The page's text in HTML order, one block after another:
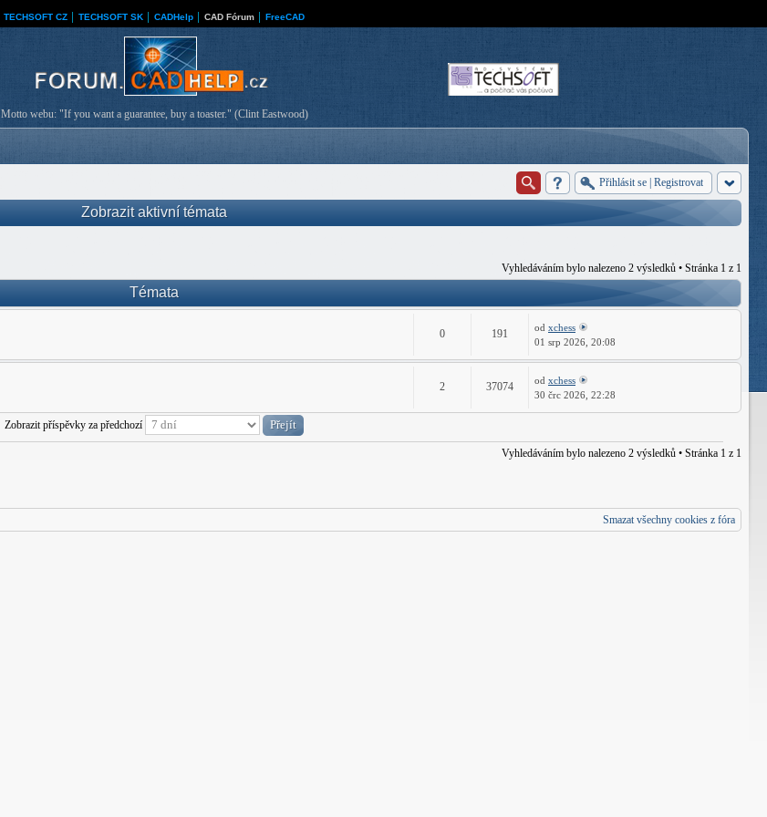
TECHSOFT CZ TECHSOFT SK CADHelp CAD Fórum FreeCAD
Motto webu: "If you want a guarantee, buy a toaster." (Clint Eastwood)
Přihlásit se Registrovat
Zobrazit aktivní témata
Vyhledáváním bylo nalezeno 2 výsledků • Stránka 1 z 1
Témata
0 191 od xchess
01 srp 2026, 20:08
2 37074 od xchess
30 črc 2026, 22:28
Zobrazit příspěvky za předchozí
Vyhledáváním bylo nalezeno 2 výsledků • Stránka 1 z 1
Smazat všechny cookies z fóra